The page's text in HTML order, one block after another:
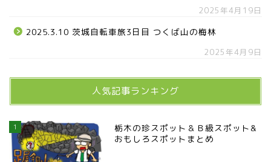
2025年4月19日
2025.3.10 茨城自転車旅3日目 つくば山の梅林
2025年4月9日
人気記事ランキング
1
栃木の珍スポット＆Ｂ級スポット&
おもしろスポットまとめ